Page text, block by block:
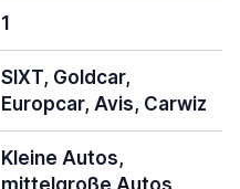
1
SIXT, Goldcar,
Europcar, Avis, Carwiz
Kleine Autos,
mittelgroße Autos,